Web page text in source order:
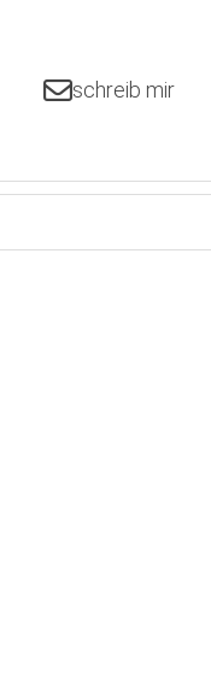
schreib mir